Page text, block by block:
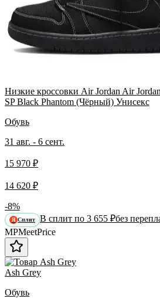
Низкие кроссовки Air Jordan Air
SP Black Phantom (Чёрный) Унисекс
Обувь
31 авг. - 6 сент.
15 970 ₽
14 620 ₽
-8%
Я Сплит В сплит по 3 655 ₽без
MPMeetPrice
Ash Grey
Обувь